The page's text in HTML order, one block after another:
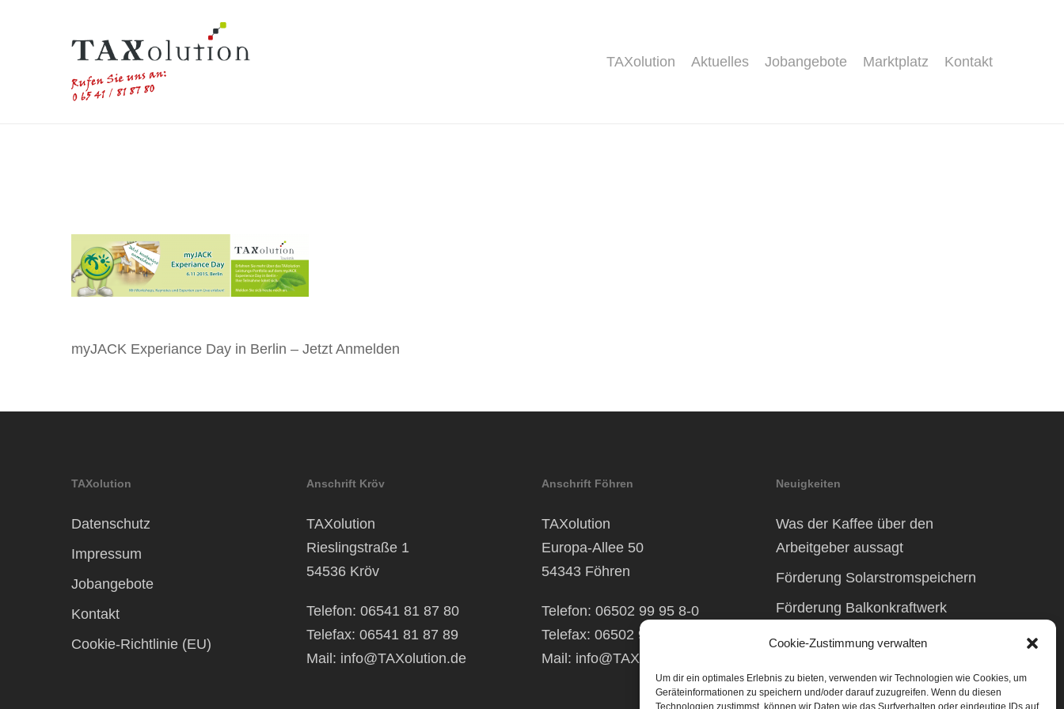
Cookie-Zustimmung verwalten
Um dir ein optimales Erlebnis zu bieten, verwenden wir Technologien wie Cookies, um
Geräteinformationen zu speichern und/oder darauf zuzugreifen. Wenn du diesen
Technologien zustimmst, können wir Daten wie das Surfverhalten oder eindeutige IDs auf
TAXolution Aktuelles Jobangebote Marktplatz Kontakt
myJACK Experiance Day in Berlin – Jetzt Anmelden
TAXolution
Datenschutz
Impressum
Jobangebote
Kontakt
Cookie-Richtlinie (EU)
Anschrift Kröv
TAXolution
Rieslingstraße 1
54536 Kröv
Telefon: 06541 81 87 80
Telefax: 06541 81 87 89
Mail: info@TAXolution.de
Anschrift Föhren
TAXolution
Europa-Allee 50
54343 Föhren
Telefon: 06502 99 95 8-0
Telefax: 06502 99 95 8-99
Mail: info@TAXolution.de
Neuigkeiten
Was der Kaffee über den
Arbeitgeber aussagt
Förderung Solarstromspeichern
Förderung Balkonkraftwerk